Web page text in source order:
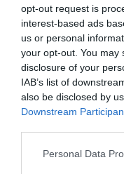
opt-out request is
interest-based ads
us or personal
your opt-out. You may
disclosure of your
IAB’s list of
also be disclosed by
Downstream
Personal Data